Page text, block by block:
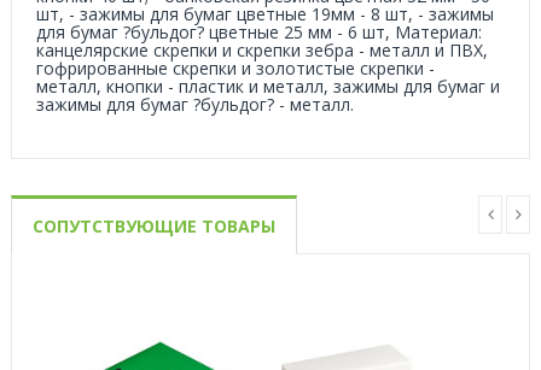
шт, - зажимы для бумаг цветные 19мм - 8 шт, - зажимы
для бумаг ?бульдог? цветные 25 мм - 6 шт, Материал:
канцелярские скрепки и скрепки зебра - металл и ПВХ,
гофрированные скрепки и золотистые скрепки -
металл, кнопки - пластик и металл, зажимы для бумаг и
зажимы для бумаг ?бульдог? - металл.
СОПУТСТВУЮЩИЕ ТОВАРЫ